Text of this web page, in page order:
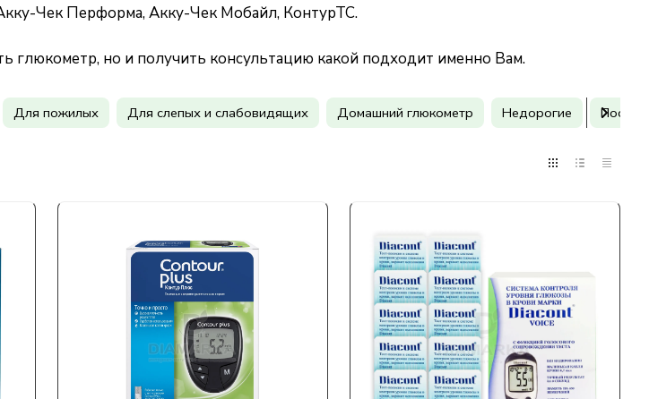
Чек Перформа, Акку-Чек Мобайл, КонтурТС.
глюкометр, но и получить консультацию какой подходит именно Вам.
Для пожилых Для слепых и слабовидящих Домашний глюкометр Недорогие